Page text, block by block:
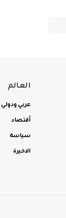
العالم
عربي ودولي
أقتصاد
سياسة
الاخيرة